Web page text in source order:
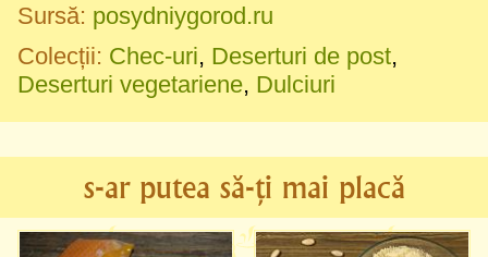
Sursă: posydniygorod.ru
Colecții: Chec-uri, Deserturi de post,
Deserturi vegetariene, Dulciuri
s-ar putea să-ți mai placă